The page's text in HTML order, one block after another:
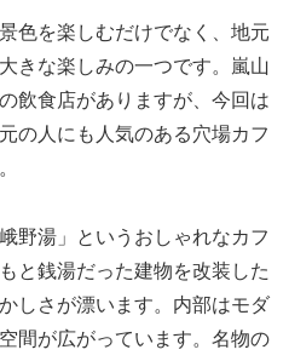
色を楽しむだけでなく、地元
きな楽しみの一つです。嵐山
飲食店がありますが、今回は
の人にも人気のある穴場カフ
野湯」というおしゃれなカフ
と銭湯だった建物を改装した
しさが漂います。内部はモダ
間が広がっています。名物の